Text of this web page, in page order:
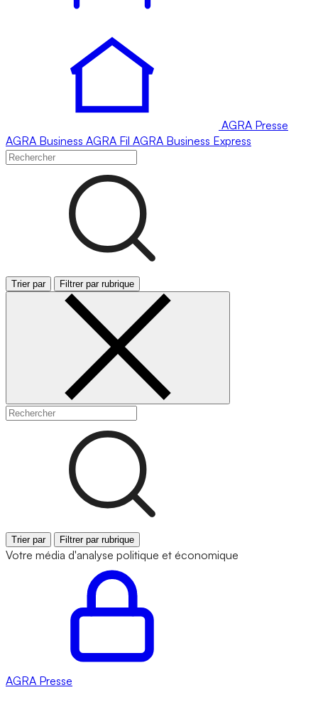
AGRA Presse
AGRA Business AGRA Fil AGRA Business Express
Trier par Filtrer par rubrique
Trier par Filtrer par rubrique
Votre média d'analyse politique et économique
AGRA Presse